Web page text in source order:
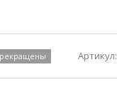
Артикул: